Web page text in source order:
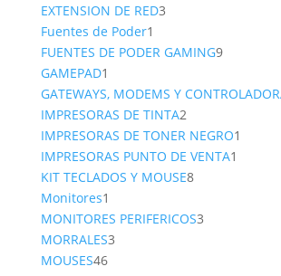
EXTENSION DE RED33
Fuentes de Poder1
producto
FUENTES DE PODER GAMING99
GAMEPAD1
producto
GATEWAYS, MODEMS Y
IMPRESORAS DE TINTA22
productos
IMPRESORAS DE TONER NEGRO1
IMPRESORAS PUNTO DE VENTA1
KIT TECLADOS Y MOUSE88
Monitores1
producto
MONITORES PERIFERICOS33
MORRALES33
MOUSES4646